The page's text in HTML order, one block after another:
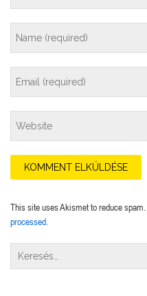
This site uses Akismet to reduce spam.
processed.